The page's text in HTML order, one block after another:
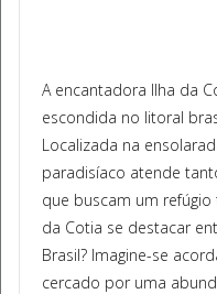
A encantadora Ilha da
escondida no litoral
Localizada na
paradisíaco atende
que buscam um
da Cotia se destacar
Brasil? Imagine-se
cercado por uma